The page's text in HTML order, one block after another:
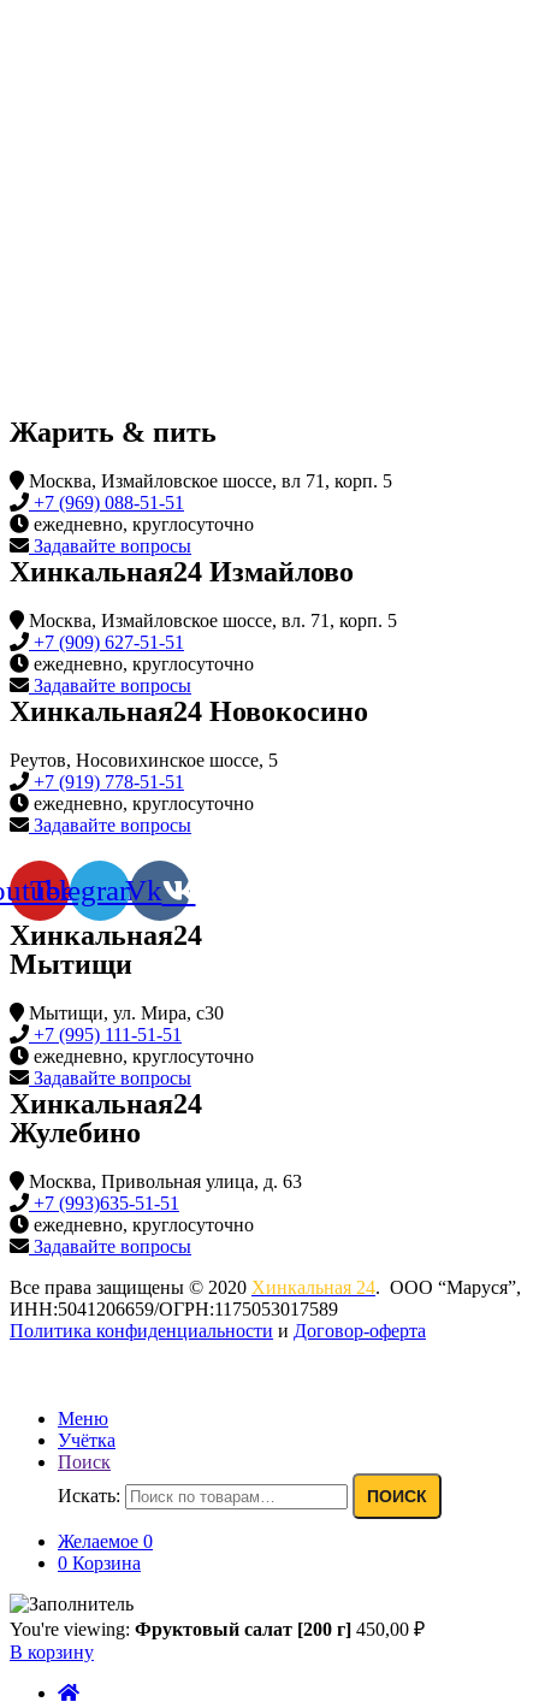
Жарить & пить
Москва, Измайловское шоссе, вл 71, корп. 5
+7 (969) 088-51-51
ежедневно, круглосуточно
Задавайте вопросы
Хинкальная24 Измайлово
Москва, Измайловское шоссе, вл. 71, корп. 5
+7 (909) 627-51-51
ежедневно, круглосуточно
Задавайте вопросы
Хинкальная24 Новокосино
Реутов, Носовихинское шоссе, 5
+7 (919) 778-51-51
ежедневно, круглосуточно
Задавайте вопросы
TelegramVk
Хинкальная24
Мытищи
Мытищи, ул. Мира, с30
+7 (995) 111-51-51
ежедневно, круглосуточно
Задавайте вопросы
Хинкальная24
Жулебино
Москва, Привольная улица, д. 63
+7 (993)635-51-51
ежедневно, круглосуточно
Задавайте вопросы
Все права защищены © 2020 Хинкальная 24. ООО “Маруся”,
ИНН:5041206659/ОГРН:1175053017589
Политика конфиденциальности‍ и Договор-оферта
Меню
Учётка
Поиск
Искать:
ПОИСК
Желаемое 0
0 Корзина
You're viewing: Фруктовый салат [200 г] 450,00 ₽
В корзину